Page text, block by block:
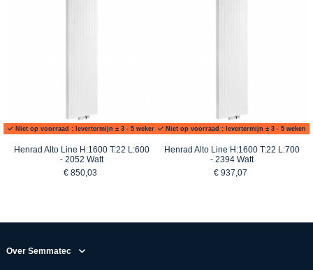
Niet op voorraad : levertermijn ± 3 - 5 weken
Henrad Alto Line H:1600 T:22 L:600
- 2052 Watt
€ 850,03
Niet op voorraad : levertermijn ± 3 - 5 weken
Henrad Alto Line H:1600 T:22 L:700
- 2394 Watt
€ 937,07
Over Semmatec